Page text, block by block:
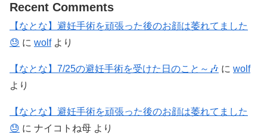
Recent Comments
【なとな】避妊手術を頑張った後のお顔は萎れてました
😓 に wolfより
【なとな】7/25の避妊手術を受けた日のこと～🎶 に wolf
より
【なとな】避妊手術を頑張った後のお顔は萎れてました
😓 に ナイコトね母 より